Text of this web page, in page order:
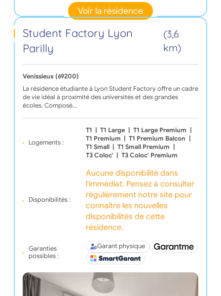
Voir la résidence
Student Factory Lyon
Parilly
(3,6
km)
Venissieux (69200)
La résidence étudiante à Lyon Student Factory offre un cadre
de vie idéal à proximité des universités et des grandes
écoles. Composé…
Logements :
T1 | T1 Large | T1 Large Premium |
T1 Premium | T1 Premium Balcon |
T1 Small | T1 Small Premium |
T3 Coloc' | T3 Coloc' Premium
Disponibilités :
Aucune disponibilité dans
l'immédiat. Pensez à consulter
régulièrement notre site pour
connaître les nouvelles
disponibilités de cette
résidence.
Garanties
possibles :
Garant physique